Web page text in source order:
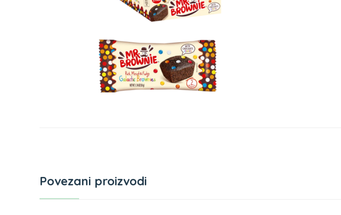
Povezani proizvodi